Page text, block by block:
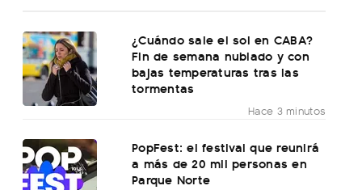
¿Cuándo sale el sol en CABA?
Fin de semana nublado y con
bajas temperaturas tras las
tormentas
Hace 3 minutos
PopFest: el festival que reunirá
a más de 20 mil personas en
Parque Norte